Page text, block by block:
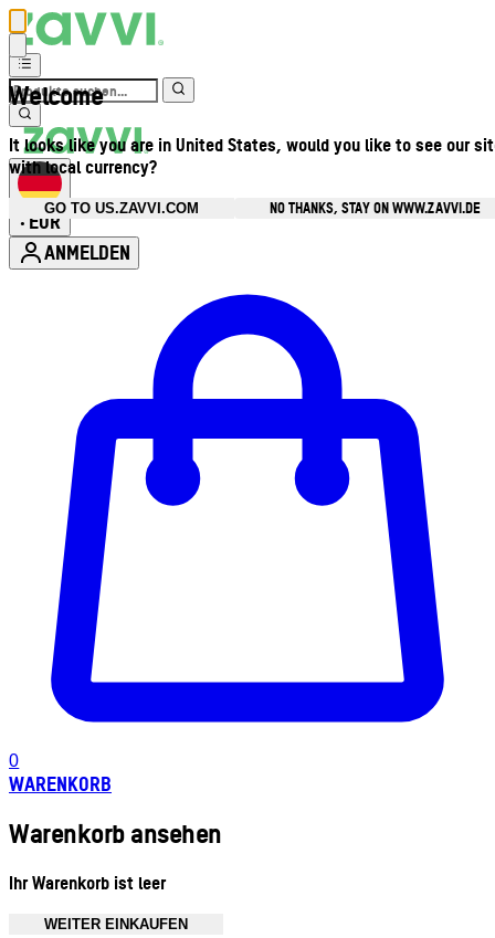
Welcome
It looks like you are in United States, would you like to see our
with local currency?
GO TO US.ZAVVI.COM
NO THANKS, STAY ON WWW.ZAVVI.DE
• EUR
ANMELDEN
0
WARENKORB
Warenkorb ansehen
Ihr Warenkorb ist leer
WEITER EINKAUFEN